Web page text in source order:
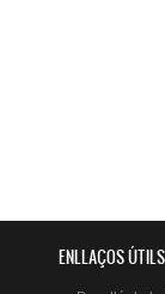
ENLLAÇOS ÚTILS